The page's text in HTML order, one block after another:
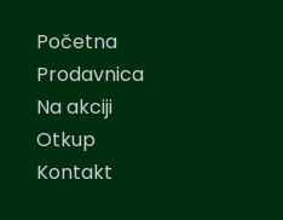
Početna
Prodavnica
Na akciji
Otkup
Kontakt